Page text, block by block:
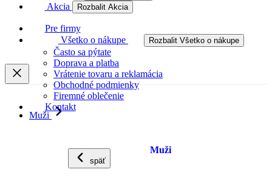
Akcia Rozbalit Akcia
Pre firmy
Všetko o nákupe
Rozbalit Všetko o nákupe
Často sa pýtate
Doprava a platba
Vrátenie tovaru a reklamácia
Obchodné podmienky
Firemné oblečenie
Kontakt
Muži
späť
Muži